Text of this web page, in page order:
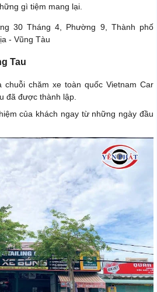
gì tiệm mang lại.
30 Tháng 4, Phường 9, Thành phố
- Vũng Tàu
Tau
chuỗi chăm xe toàn quốc Vietnam Car
đã được thành lập.
của khách ngay từ những ngày đầu